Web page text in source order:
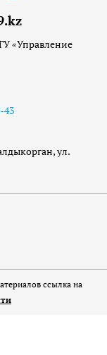
«Управление
43
ул.
ссылка на